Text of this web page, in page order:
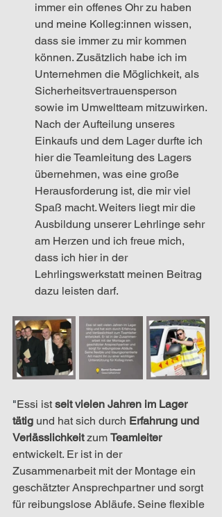
immer ein offenes Ohr zu haben
und meine Kolleg:innen wissen,
dass sie immer zu mir kommen
können. Zusätzlich habe ich im
Unternehmen die Möglichkeit, als
Sicherheitsvertrauensperson
sowie im Umweltteam mitzuwirken.
Nach der Aufteilung unseres
Einkaufs und dem Lager durfte ich
hier die Teamleitung des Lagers
übernehmen, was eine große
Herausforderung ist, die mir viel
Spaß macht. Weiters liegt mir die
Ausbildung unserer Lehrlinge sehr
am Herzen und ich freue mich,
dass ich hier in der
Lehrlingswerkstatt meinen Beitrag
dazu leisten darf.
"Essi ist seit vielen Jahren im Lager
tätig und hat sich durch Erfahrung und
Verlässlichkeit zum Teamleiter
entwickelt. Er ist in der
Zusammenarbeit mit der Montage ein
geschätzter Ansprechpartner und sorgt
für reibungslose Abläufe. Seine flexible